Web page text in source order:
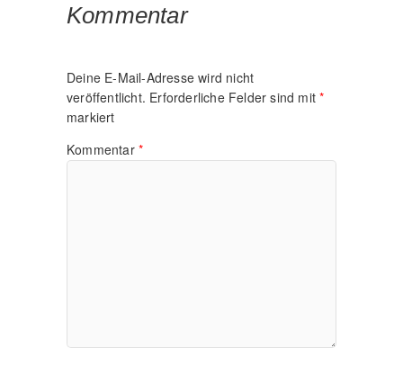
Kommentar
Deine E-Mail-Adresse wird nicht
veröffentlicht. Erforderliche Felder sind mit*
markiert
Kommentar *